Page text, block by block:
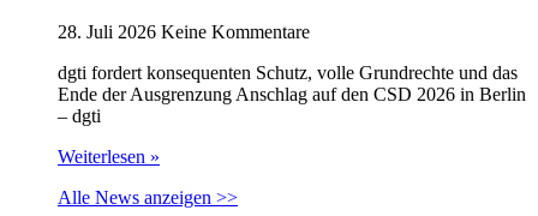
28. Juli 2026 Keine Kommentare
dgti fordert konsequenten Schutz, volle Grundrechte und das
Ende der Ausgrenzung Anschlag auf den CSD 2026 in Berlin
– dgti
Weiterlesen »
Alle News anzeigen >>